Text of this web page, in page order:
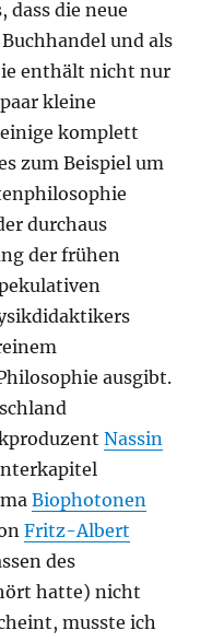
dass die neue
und als
enthält nicht nur
kleine
komplett
zum Beispiel um
durchaus
der frühen
ausgibt.
Nassin
Biophotonen
Fritz-Albert
des
hatte) nicht
musste ich